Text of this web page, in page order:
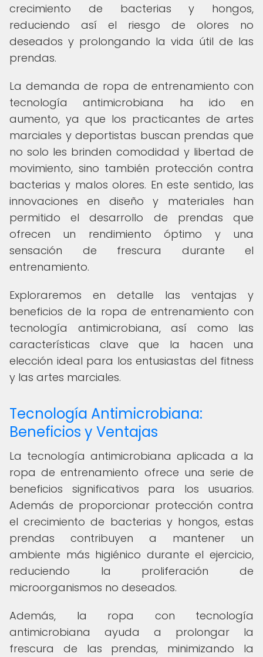
crecimiento de bacterias y hongos,
reduciendo así el riesgo de olores no
deseados y prolongando la vida útil de las
prendas.
La demanda de ropa de entrenamiento con
tecnología antimicrobiana ha ido en
aumento, ya que los practicantes de artes
marciales y deportistas buscan prendas que
no solo les brinden comodidad y libertad de
movimiento, sino también protección contra
bacterias y malos olores. En este sentido, las
innovaciones en diseño y materiales han
permitido el desarrollo de prendas que
ofrecen un rendimiento óptimo y una
sensación de frescura durante el
entrenamiento.
Exploraremos en detalle las ventajas y
beneficios de la ropa de entrenamiento con
tecnología antimicrobiana, así como las
características clave que la hacen una
elección ideal para los entusiastas del fitness
y las artes marciales.
Tecnología Antimicrobiana:
Beneficios y Ventajas
La tecnología antimicrobiana aplicada a la
ropa de entrenamiento ofrece una serie de
beneficios significativos para los usuarios.
Además de proporcionar protección contra
el crecimiento de bacterias y hongos, estas
prendas contribuyen a mantener un
ambiente más higiénico durante el ejercicio,
reduciendo la proliferación de
microorganismos no deseados.
Además, la ropa con tecnología
antimicrobiana ayuda a prolongar la
frescura de las prendas, minimizando la